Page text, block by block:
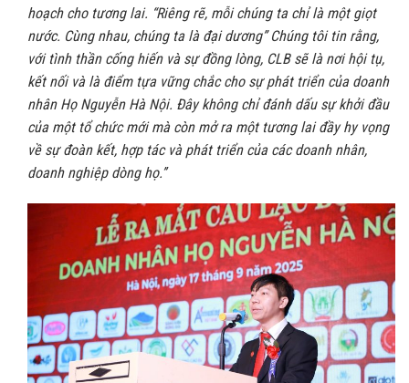
hoạch cho tương lai. “Riêng rẽ, mỗi chúng ta chỉ là một giọt
nước. Cùng nhau, chúng ta là đại dương” Chúng tôi tin rằng,
với tình thần cống hiến và sự đồng lòng, CLB sẽ là nơi hội tụ,
kết nối và là điểm tựa vững chắc cho sự phát triển của doanh
nhân Họ Nguyễn Hà Nội. Đây không chỉ đánh dấu sự khởi đầu
của một tổ chức mới mà còn mở ra một tương lai đầy hy vọng
về sự đoàn kết, hợp tác và phát triển của các doanh nhân,
doanh nghiệp dòng họ.’’